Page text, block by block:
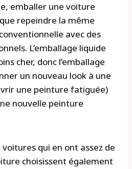
emballer une voiture
repeindre la même
avec des
L’emballage liquide
cher, donc l’emballage
un nouveau look à une
une peinture fatiguée)
nouvelle peinture
qui en ont assez de
choisissent également